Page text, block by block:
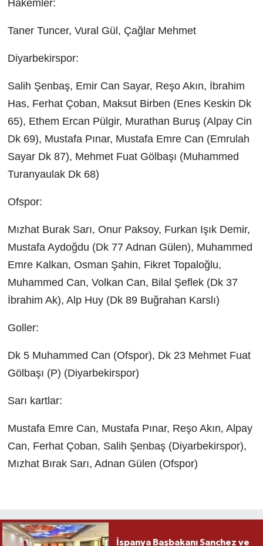
Hakemler:
Taner Tuncer, Vural Gül, Çağlar Mehmet
Diyarbekirspor:
Salih Şenbaş, Emir Can Sayar, Reşo Akın, İbrahim
Has, Ferhat Çoban, Maksut Birben (Enes Keskin Dk
65), Ethem Ercan Pülgir, Murathan Buruş (Alpay Cin
Dk 69), Mustafa Pınar, Mustafa Emre Can (Emrulah
Sayar Dk 87), Mehmet Fuat Gölbaşı (Muhammed
Turanyaulak Dk 68)
Ofspor:
Mızhat Burak Sarı, Onur Paksoy, Furkan Işık Demir,
Mustafa Aydoğdu (Dk 77 Adnan Gülen), Muhammed
Emre Kalkan, Osman Şahin, Fikret Topaloğlu,
Muhammed Can, Volkan Can, Bilal Şeflek (Dk 37
İbrahim Ak), Alp Huy (Dk 89 Buğrahan Karslı)
Goller:
Dk 5 Muhammed Can (Ofspor), Dk 23 Mehmet Fuat
Gölbaşı (P) (Diyarbekirspor)
Sarı kartlar:
Mustafa Emre Can, Mustafa Pınar, Reşo Akın, Alpay
Can, Ferhat Çoban, Salih Şenbaş (Diyarbekirspor),
Mızhat Bırak Sarı, Adnan Gülen (Ofspor)
İspanya Başbakanı Sanchez ve